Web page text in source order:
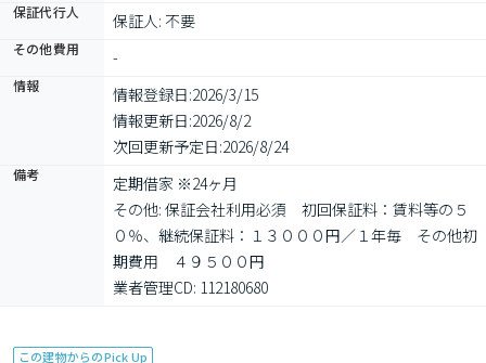
保証代行人 保証人: 不要
その他費用 -
情報 情報登録日:2026/3/15
情報更新日:2026/8/2
次回更新予定日:2026/8/24
備考
定期借家 ※24ヶ月
その他: 保証会社利用必須　初回保証料：賃料等の５
０％、継続保証料：１３０００円／１年毎　その他初
期費用　４９５００円
業者管理CD: 112180680
この建物からのPick Up